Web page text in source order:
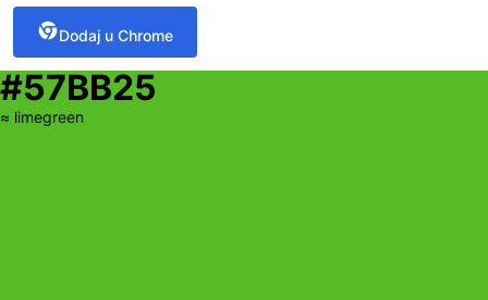
Dodaj u Chrome
#57BB25
≈ limegreen